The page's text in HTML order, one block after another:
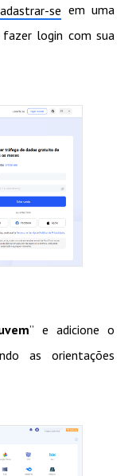
se em uma
login com sua
” e adicione o
as orientações